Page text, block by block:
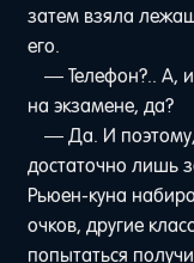
затем взяла
его.
— Телефон?.. А,
на экзамене, да?
— Да. И поэтому,
достаточно лишь
Рьюен-куна
очков, другие
попытаться